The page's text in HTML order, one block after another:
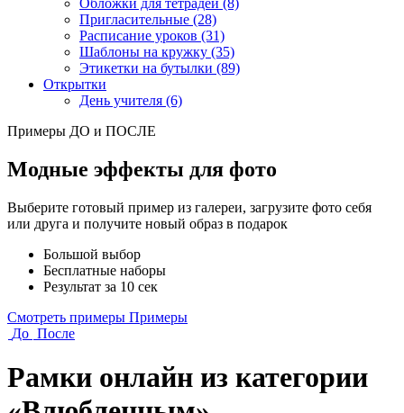
Обложки для тетрадей (8)
Пригласительные (28)
Расписание уроков (31)
Шаблоны на кружку (35)
Этикетки на бутылки (89)
Открытки
День учителя (6)
Примеры ДО и ПОСЛЕ
Модные эффекты для фото
Выберите готовый пример из галереи, загрузите фото себя
или друга и получите новый образ в подарок
Большой выбор
Бесплатные наборы
Результат за 10 сек
Смотреть примеры Примеры
До После
Рамки онлайн из категории